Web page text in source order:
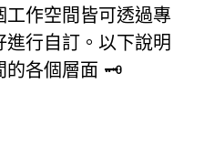
作空間皆可透過專
行自訂。以下說明
的各個層面 🗝️